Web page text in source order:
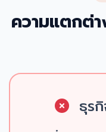
ความแตกต่
ธุร